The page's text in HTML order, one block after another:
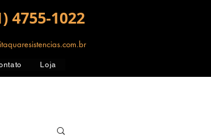
4755-1022
Loja